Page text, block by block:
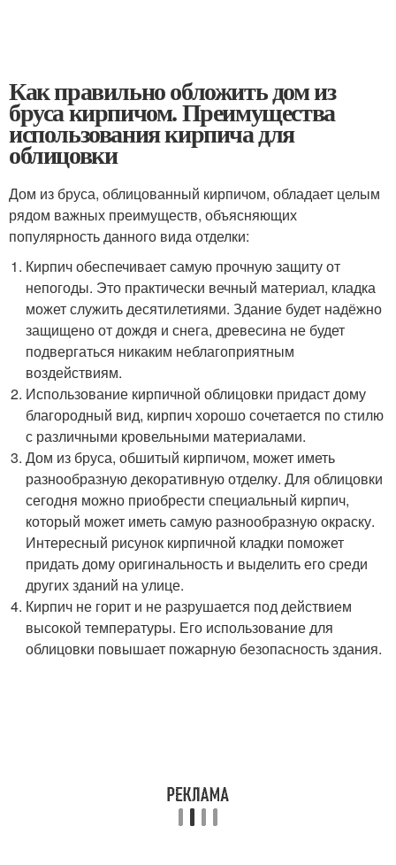
Как правильно обложить дом из
бруса кирпичом. Преимущества
использования кирпича для
облицовки
Дом из бруса, облицованный кирпичом, обладает целым
рядом важных преимуществ, объясняющих
популярность данного вида отделки:
Кирпич обеспечивает самую прочную защиту от
непогоды. Это практически вечный материал, кладка
может служить десятилетиями. Здание будет надёжно
защищено от дождя и снега, древесина не будет
подвергаться никаким неблагоприятным
воздействиям.
Использование кирпичной облицовки придаст дому
благородный вид, кирпич хорошо сочетается по стилю
с различными кровельными материалами.
Дом из бруса, обшитый кирпичом, может иметь
разнообразную декоративную отделку. Для облицовки
сегодня можно приобрести специальный кирпич,
который может иметь самую разнообразную окраску.
Интересный рисунок кирпичной кладки поможет
придать дому оригинальность и выделить его среди
других зданий на улице.
Кирпич не горит и не разрушается под действием
высокой температуры. Его использование для
облицовки повышает пожарную безопасность здания.